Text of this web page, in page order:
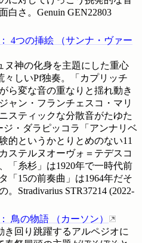
白さ。Genuin GEN22803
： 4つの挿絵 （サンナ・ヴァー
ヌ神の化身を主題にした重心
々しいPf独奏。「カプリッチ
ら変な音の重なりと揺れ動き
ャン・フランチェスコ・マリ
スティックな分散音がたゆた
ジ・ダラピッコラ「アンナリベ
的というかとりとめのない11
ステルヌオーヴォ＝テデスコ
「糸杉」は1920年で一時代前
「15の前奏曲」は1964年だそ
。Stradivarius STR37214 (2022-
： 鳥の物語 （ カーソン）
き回り跳躍するアルペジオに